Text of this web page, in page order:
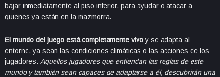
bajar inmediatamente al piso inferior, para ayudar o atacar a
quienes ya están en la mazmorra.
El mundo del juego está completamente vivoy se adapta al
entorno, ya sean las condiciones climáticas o las acciones de los
jugadores. Aquellos jugadores que entiendan las reglas de este
mundo y también sean capaces de adaptarse a él, descubrirán una